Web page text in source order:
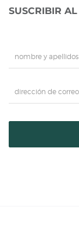
SUSCRIBIR